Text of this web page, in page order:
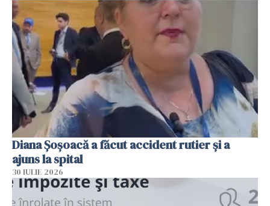
Diana Șoșoacă a făcut accident rutier și a
ajuns la spital
30 IULIE 2026